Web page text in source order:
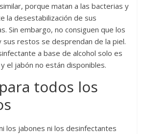
porque matan a las bacterias y
la desestabilización de sus
Sin embargo, no consiguen que los
sus restos se desprendan de la piel.
a base de alcohol solo es
el jabón no están disponibles.
todos los
los jabones ni los desinfectantes